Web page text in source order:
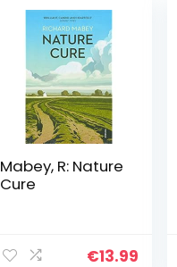
Mabey, R: Nature
Cure
€13.99